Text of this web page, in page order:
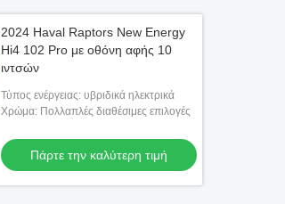
2024 Haval Raptors New Energy
Hi4 102 Pro με οθόνη αφής 10
ιντσών
Τύπος ενέργειας: υβριδικά ηλεκτρικά
Χρώμα: Πολλαπλές διαθέσιμες επιλογές
Πάρτε την καλύτερη τιμή